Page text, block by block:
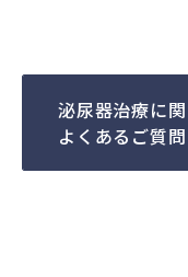
泌尿器治療に
よくあるご質